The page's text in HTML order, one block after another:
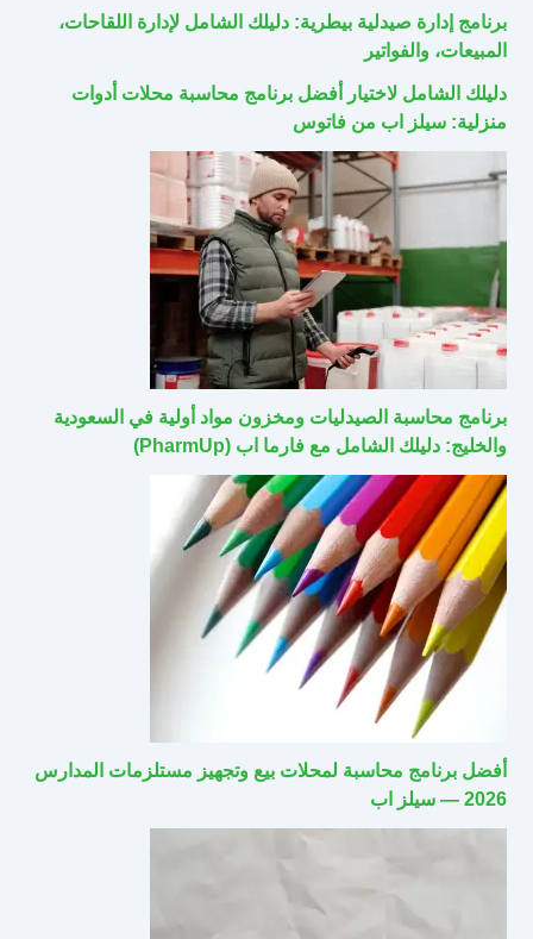
برنامج إدارة صيدلية بيطرية: دليلك الشامل لإدارة اللقاحات،
المبيعات، والفواتير
دليلك الشامل لاختيار أفضل برنامج محاسبة محلات أدوات
منزلية: سيلز اب من فاتوس
برنامج محاسبة الصيدليات ومخزون مواد أولية في السعودية
والخليج: دليلك الشامل مع فارما اب (PharmUp)
أفضل برنامج محاسبة لمحلات بيع وتجهيز مستلزمات المدارس
2026 — سيلز اب